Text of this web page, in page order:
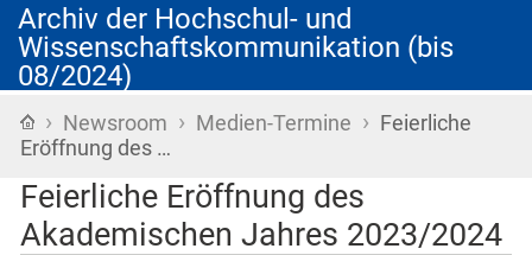
Archiv der Hochschul- und
Wissenschaftskommunikation (bis
08/2024)
Startseite
› Newsroom › Medien-Termine › Feierliche
Eröffnung des …
Feierliche Eröffnung des
Akademischen Jahres 2023/2024